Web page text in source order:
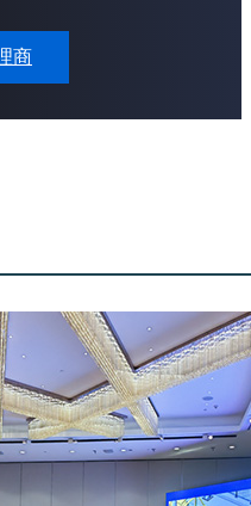
商